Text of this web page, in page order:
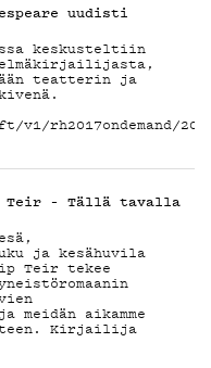
uudisti
keskusteltiin
teatterin ja
– Tällä tavalla
ja kesähuvila
Teir tekee
meidän aikamme
Kirjailija